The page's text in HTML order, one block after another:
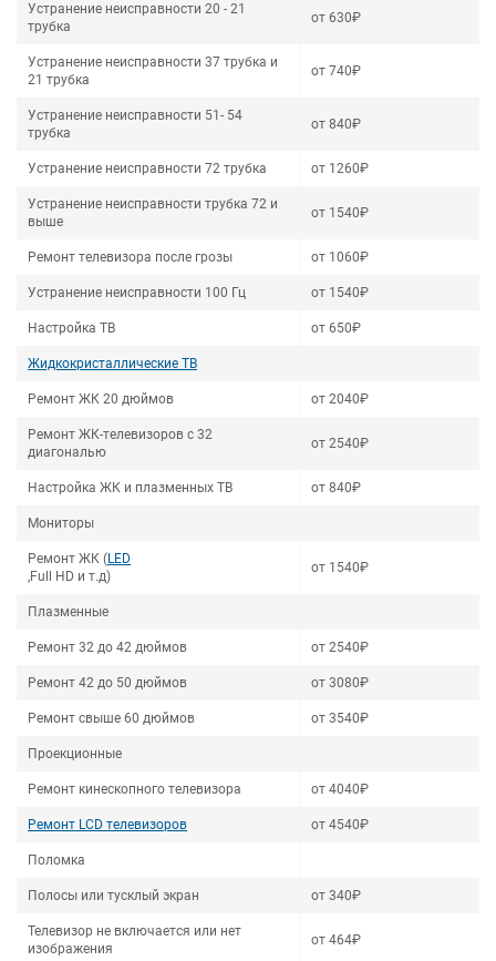
Устранение неисправности 20 - 21
трубка
от 630₽
Устранение неисправности 37 трубка и
21 трубка
от 740₽
Устранение неисправности 51- 54
трубка
от 840₽
Устранение неисправности 72 трубка от 1260₽
Устранение неисправности трубка 72 и
выше
от 1540₽
Ремонт телевизора после грозы от 1060₽
Устранение неисправности 100 Гц от 1540₽
Настройка ТВ от 650₽
Жидкокристаллические ТВ
Ремонт ЖК 20 дюймов от 2040₽
Ремонт ЖК-телевизоров с 32
диагональю
от 2540₽
Настройка ЖК и плазменных ТВ от 840₽
Мониторы
Ремонт ЖК (LED
,Full HD и т.д)
от 1540₽
Плазменные
Ремонт 32 до 42 дюймов от 2540₽
Ремонт 42 до 50 дюймов от 3080₽
Ремонт свыше 60 дюймов от 3540₽
Проекционные
Ремонт кинескопного телевизора от 4040₽
Ремонт LCD телевизоров от 4540₽
Поломка
Полосы или тусклый экран от 340₽
Телевизор не включается или нет
изображения
от 464₽